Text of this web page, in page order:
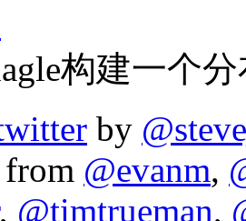
构建一个
by
@evanm,
, @timtrueman,